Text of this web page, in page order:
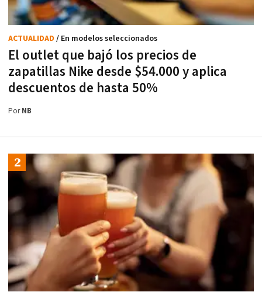
El outlet que bajó los precios de
zapatillas Nike desde $54.000 y aplica
descuentos de hasta 50%
ACTUALIDAD / En modelos seleccionados
PorNB